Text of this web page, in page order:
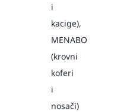
i
kacige),
MENABO
(krovni
koferi
i
nosači)